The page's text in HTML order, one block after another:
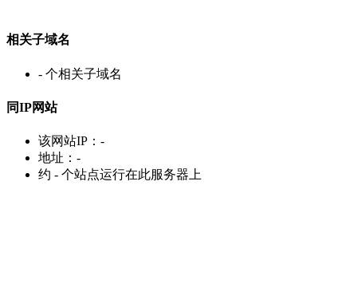
相关子域名
- 个相关子域名
同IP网站
该网站IP： -
地址： -
约 - 个站点运行在此服务器上